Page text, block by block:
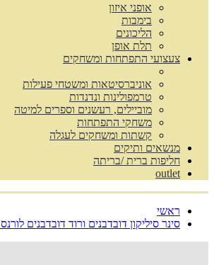
אופני איזון
בימבות
הליכונים
תלת אופן
צעצועי התפתחות ומשחקים
אוניברסיטאות ומשטחי פעילות
טרמפולינות ונדנדות
מוביילים, רעשנים וספרים למיטה
משחקי התפתחות
קשתות ומשחקים לעגלה
מנשאים ותיקים
חליפות ברית /בריתה
outlet
ראשי
סינר סיליקון דובדבנים ורוד דובדבנים לורנס LOREN'S